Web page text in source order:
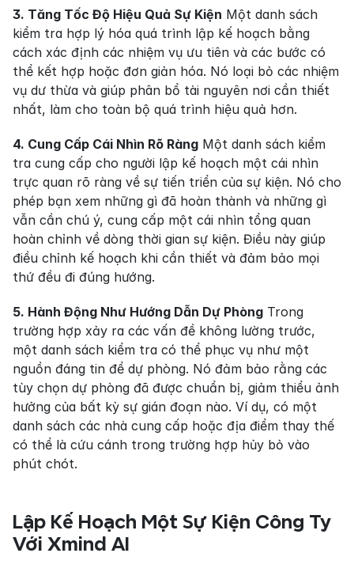
3. Tăng Tốc Độ Hiệu Quả Sự Kiện Một danh sách
kiểm tra hợp lý hóa quá trình lập kế hoạch bằng
cách xác định các nhiệm vụ ưu tiên và các bước có
thể kết hợp hoặc đơn giản hóa. Nó loại bỏ các nhiệm
vụ dư thừa và giúp phân bổ tài nguyên nơi cần thiết
nhất, làm cho toàn bộ quá trình hiệu quả hơn.
4. Cung Cấp Cái Nhìn Rõ Ràng Một danh sách kiểm
tra cung cấp cho người lập kế hoạch một cái nhìn
trực quan rõ ràng về sự tiến triển của sự kiện. Nó cho
phép bạn xem những gì đã hoàn thành và những gì
vẫn cần chú ý, cung cấp một cái nhìn tổng quan
hoàn chỉnh về dòng thời gian sự kiện. Điều này giúp
điều chỉnh kế hoạch khi cần thiết và đảm bảo mọi
thứ đều đi đúng hướng.
5. Hành Động Như Hướng Dẫn Dự Phòng Trong
trường hợp xảy ra các vấn đề không lường trước,
một danh sách kiểm tra có thể phục vụ như một
nguồn đáng tin để dự phòng. Nó đảm bảo rằng các
tùy chọn dự phòng đã được chuẩn bị, giảm thiểu ảnh
hưởng của bất kỳ sự gián đoạn nào. Ví dụ, có một
danh sách các nhà cung cấp hoặc địa điểm thay thế
có thể là cứu cánh trong trường hợp hủy bỏ vào
phút chót.
Lập Kế Hoạch Một Sự Kiện Công Ty
Với Xmind AI